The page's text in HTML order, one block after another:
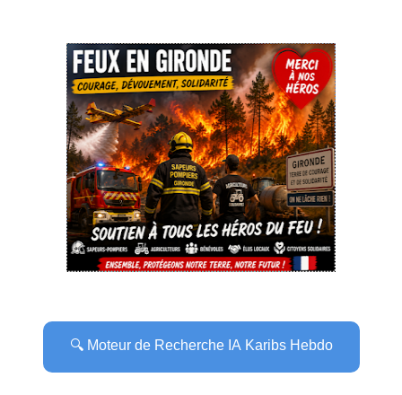
🔍 Moteur de Recherche IA Karibs Hebdo